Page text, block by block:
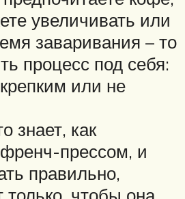
увеличивать или
заваривания – то
процесс под себя:
или не
знает, как
прессом, и
правильно,